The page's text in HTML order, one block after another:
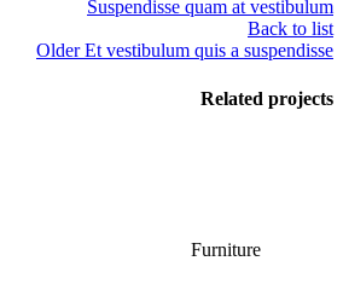
Suspendisse quam at vestibulum
Back to list
Older Et vestibulum quis a suspendisse
Related projects
Furniture